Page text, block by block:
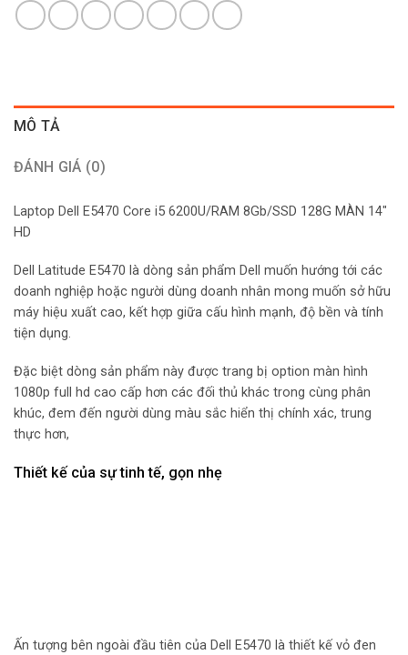
MÔ TẢ
ĐÁNH GIÁ (0)
Laptop Dell E5470 Core i5 6200U/RAM 8Gb/SSD 128G MÀN 14″
HD
Dell Latitude E5470 là dòng sản phẩm Dell muốn hướng tới các
doanh nghiệp hoặc người dùng doanh nhân mong muốn sở hữu
máy hiệu xuất cao, kết hợp giữa cấu hình mạnh, độ bền và tính
tiện dụng.
Đặc biệt dòng sản phẩm này được trang bị option màn hình
1080p full hd cao cấp hơn các đối thủ khác trong cùng phân
khúc, đem đến người dùng màu sắc hiển thị chính xác, trung
thực hơn,
Thiết kế của sự tinh tế, gọn nhẹ
Ấn tượng bên ngoài đầu tiên của Dell E5470 là thiết kế vỏ đen